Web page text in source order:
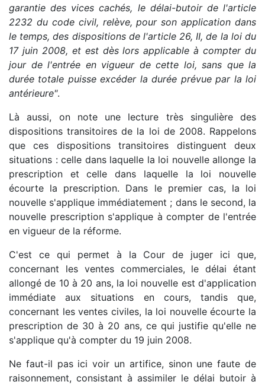
garantie des vices cachés, le délai-butoir de l'article
2232 du code civil, relève, pour son application dans
le temps, des dispositions de l'article 26, II, de la loi du
17 juin 2008, et est dès lors applicable à compter du
jour de l'entrée en vigueur de cette loi, sans que la
durée totale puisse excéder la durée prévue par la loi
antérieure".
Là aussi, on note une lecture très singulière des
dispositions transitoires de la loi de 2008. Rappelons
que ces dispositions transitoires distinguent deux
situations : celle dans laquelle la loi nouvelle allonge la
prescription et celle dans laquelle la loi nouvelle
écourte la prescription. Dans le premier cas, la loi
nouvelle s'applique immédiatement ; dans le second, la
nouvelle prescription s'applique à compter de l'entrée
en vigueur de la réforme.
C'est ce qui permet à la Cour de juger ici que,
concernant les ventes commerciales, le délai étant
allongé de 10 à 20 ans, la loi nouvelle est d'application
immédiate aux situations en cours, tandis que,
concernant les ventes civiles, la loi nouvelle écourte la
prescription de 30 à 20 ans, ce qui justifie qu'elle ne
s'applique qu'à compter du 19 juin 2008.
Ne faut-il pas ici voir un artifice, sinon une faute de
raisonnement, consistant à assimiler le délai butoir à